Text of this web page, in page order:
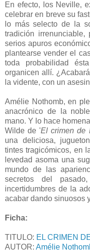
En efecto, los Neville,
celebrar en breve su
lo más selecto de la
tradición
serios apuros
plantearse vender el
toda probabilidad
organicen allí.
la vidente, con un
Amélie Nothomb, en
anacrónico de la
mano. Y lo hace
Wilde de 'El crimen de
una deliciosa,
tintes tragicómicos, en
levedad asoma una
mundo de las
secretos del
incertidumbres de la
acabar dando sinuosos
Ficha:
TITULO: EL CRIMEN
AUTOR: Amélie